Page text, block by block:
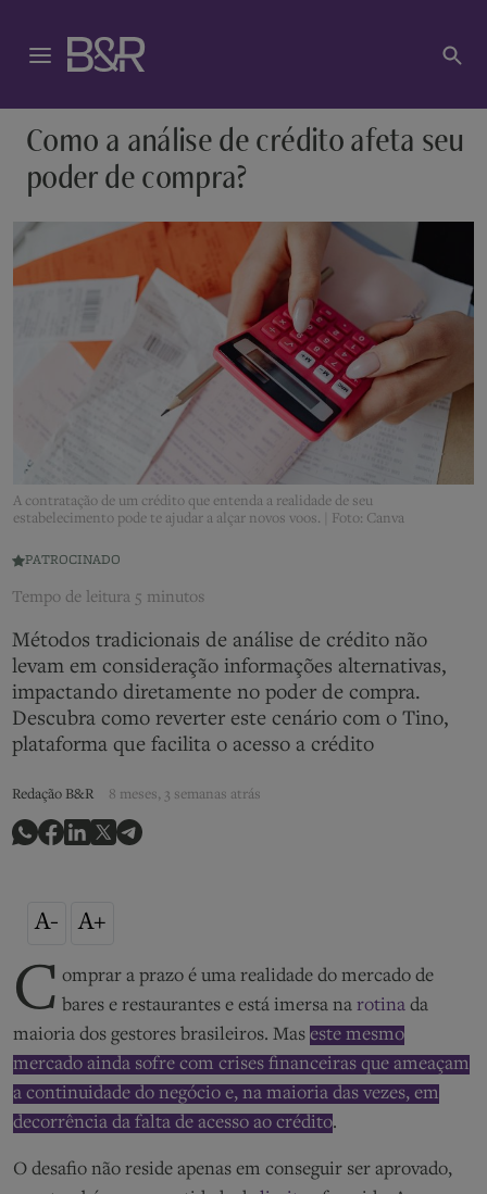
Como a análise de crédito afeta seu
poder de compra?
A contratação de um crédito que entenda a realidade de seu
estabelecimento pode te ajudar a alçar novos voos. | Foto: Canva
PATROCINADO
Tempo de leitura 5 minutos
Métodos tradicionais de análise de crédito não
levam em consideração informações alternativas,
impactando diretamente no poder de compra.
Descubra como reverter este cenário com o Tino,
plataforma que facilita o acesso a crédito
Redação B&R 8 meses, 3 semanas atrás
A- A+
C omprar a prazo é uma realidade do mercado de
bares e restaurantes e está imersa na rotina da
maioria dos gestores brasileiros. Mas este mesmo
mercado ainda sofre com crises financeiras que ameaçam
a continuidade do negócio e, na maioria das vezes, em
decorrência da falta de acesso ao crédito.
O desafio não reside apenas em conseguir ser aprovado,